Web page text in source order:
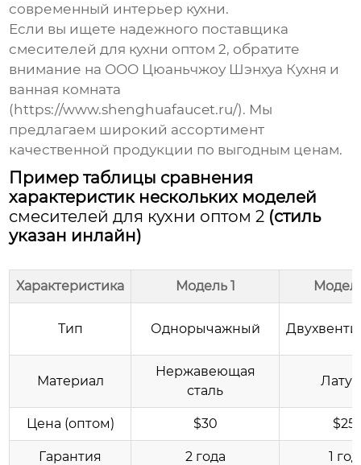
современный интерьер кухни.
Если вы ищете надежного поставщика
смесителей для кухни оптом 2, обратите
внимание на ООО Цюаньчжоу Шэнхуа Кухня и
ванная комната
( https://www.shenghuafaucet.ru/). Мы
предлагаем широкий ассортимент
качественной продукции по выгодным ценам.
Пример таблицы сравнения
характеристик нескольких моделей
смесителей для кухни оптом 2 (стиль
указан инлайн)
Характеристика Модель 1
Тип Однорычажный
Материал
Нержавеющая
сталь
Цена (оптом) $30 $25
Гарантия 2 года 1 год